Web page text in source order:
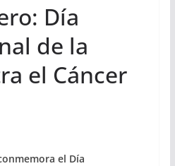
Día
de la
el Cáncer
el Día